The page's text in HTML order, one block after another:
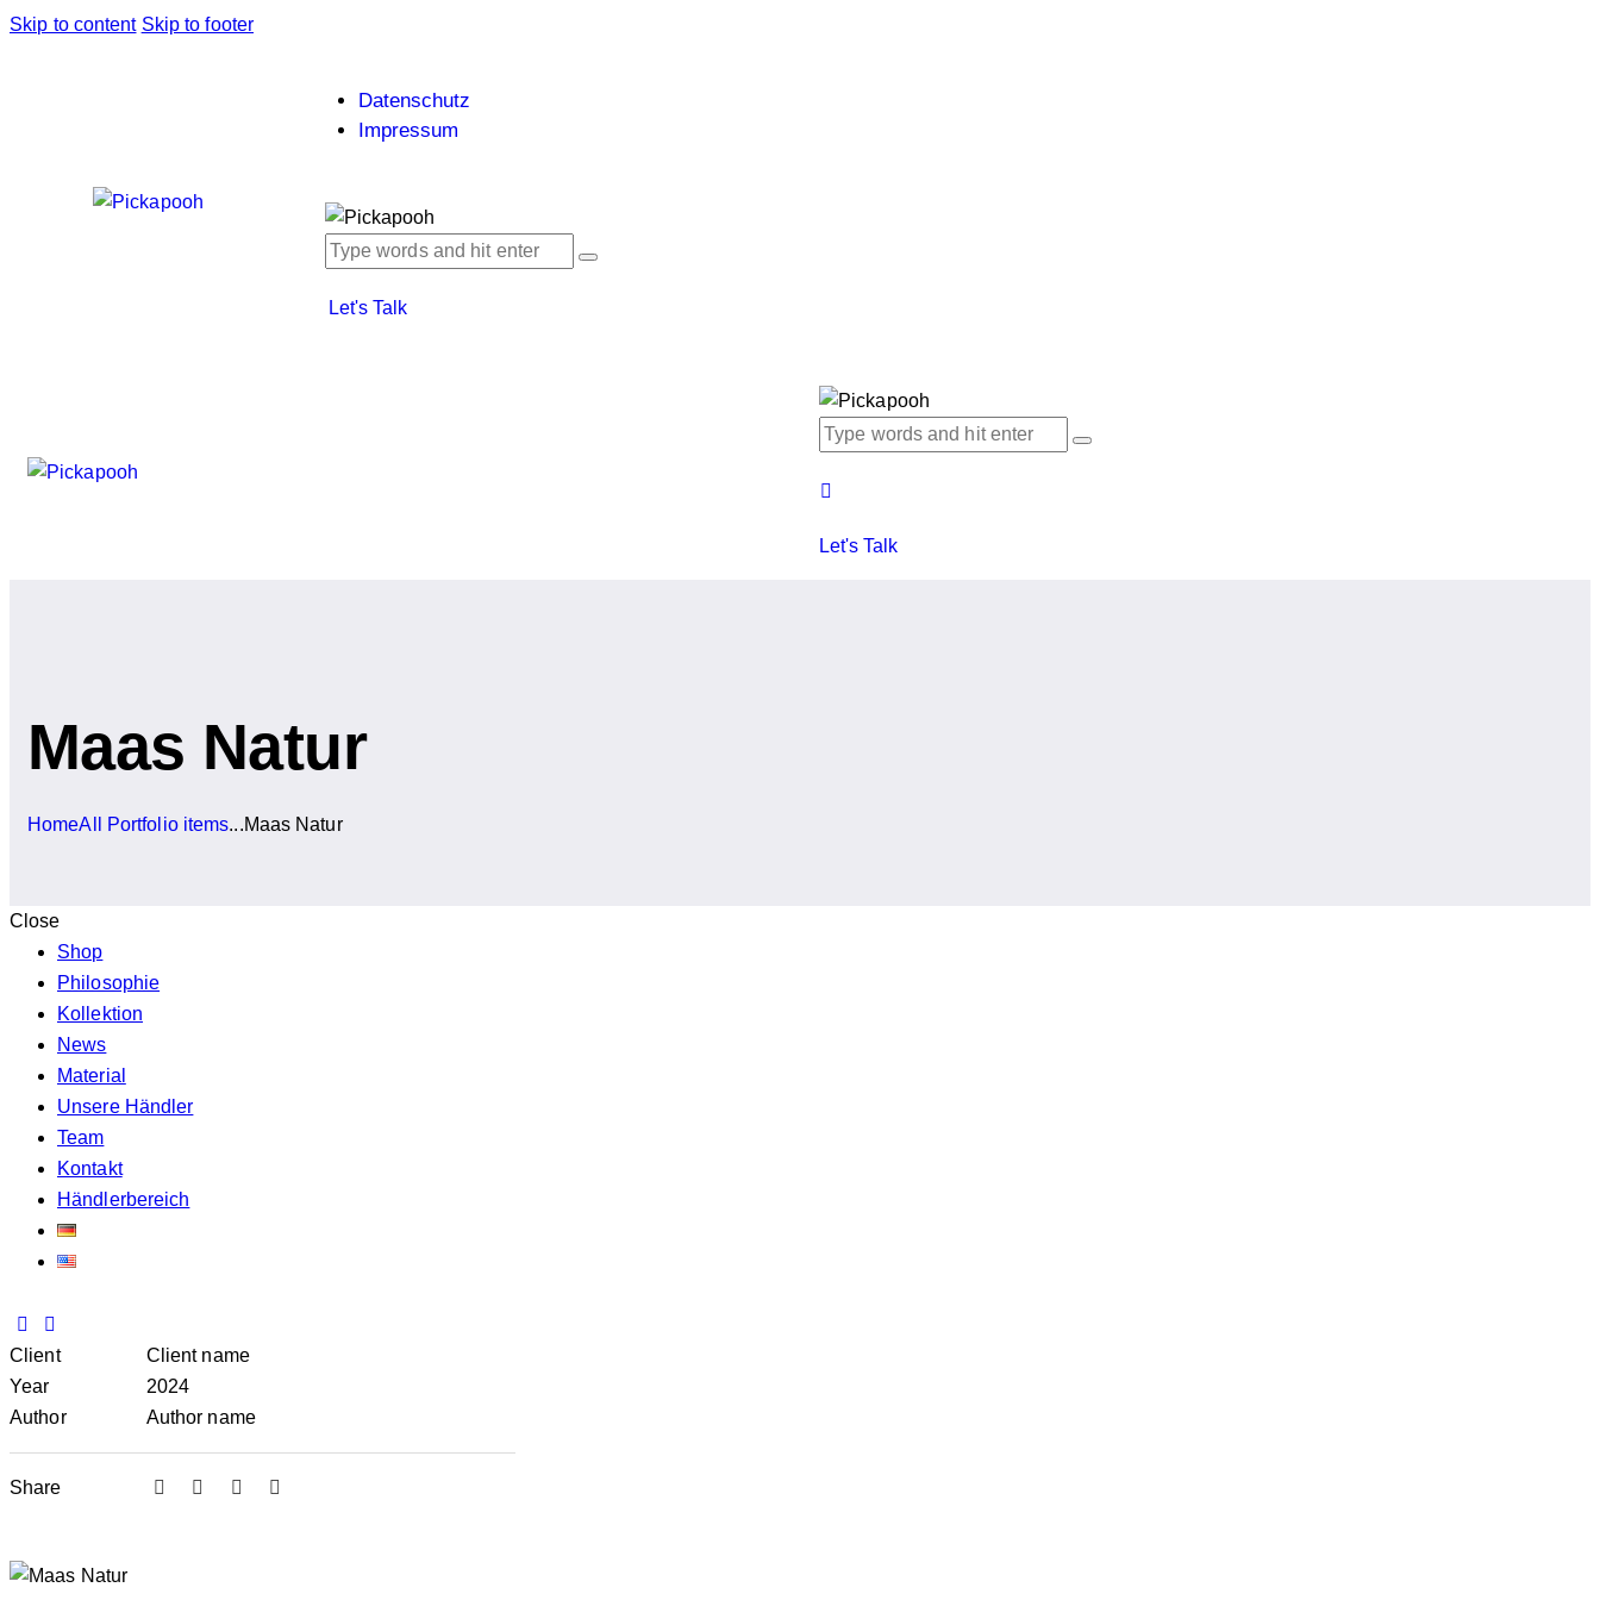
Skip to content Skip to footer
Datenschutz
Impressum
Let's Talk
Let's Talk
Maas Natur
HomeAll Portfolio items...Maas Natur
Close
Shop
Philosophie
Kollektion
News
Material
Unsere Händler
Team
Kontakt
Händlerbereich
Client
Client name
Year
2024
Author
Author name
Share